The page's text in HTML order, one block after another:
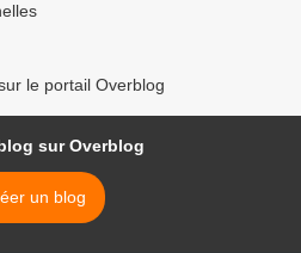
le portail Overblog
sur Overblog
un blog